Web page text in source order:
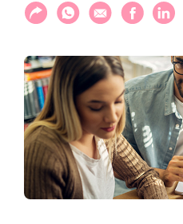
Compartilhar
Compartilhar via
Compartilhar via